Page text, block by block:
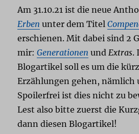
Am 31.10.21 ist die neue
Erben unter dem Titel
erschienen. Mit dabei sind 2
mir:Generationen undExtras.
Blogartikel soll es um die
Erzählungen gehen, nämlich
Spoilerfrei ist dies nicht zu
Lest also bitte zuerst die
dann diesen Blogartikel!